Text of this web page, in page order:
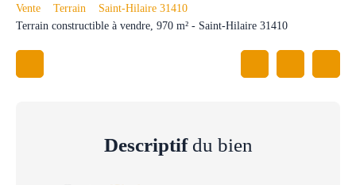
Vente Terrain
Saint-Hilaire 31410
Terrain constructible à vendre, 970 m² - Saint-Hilaire 31410
Descriptifdu bien